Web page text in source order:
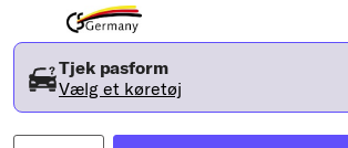
Tjek pasform
Vælg et køretøj